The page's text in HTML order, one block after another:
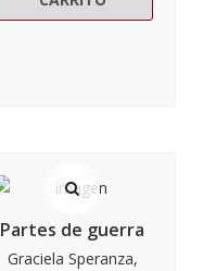
Partes de guerra
Graciela Speranza,